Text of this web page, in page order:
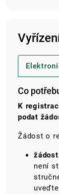
Co
K
podat
Žádost o
není